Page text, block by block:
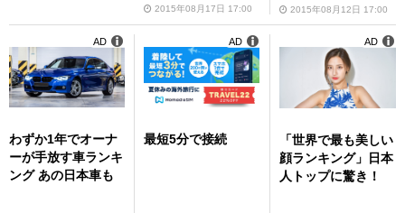
2015年08月17日 17:00 2015年08月12日 17:00
わずか1年でオーナ
ーが手放す車ランキ
ング あの日本車も
AD
最短5分で接続
AD
「世界で最も美しい
顔ランキング」日本
人トップに驚き！
AD